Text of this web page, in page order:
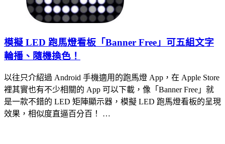
模擬 LED 跑馬燈看板「Banner Free」可五組文字
輪播、隨機換色！
以往只介紹過 Android 手機適用的跑馬燈 App，在 Apple Store
裡其實也有不少相關的 App 可以下載，像「Banner Free」就
是一款不錯的 LED 矩陣顯示器，模擬 LED 跑馬燈看板的呈現
效果，相似度直逼百分百！ …